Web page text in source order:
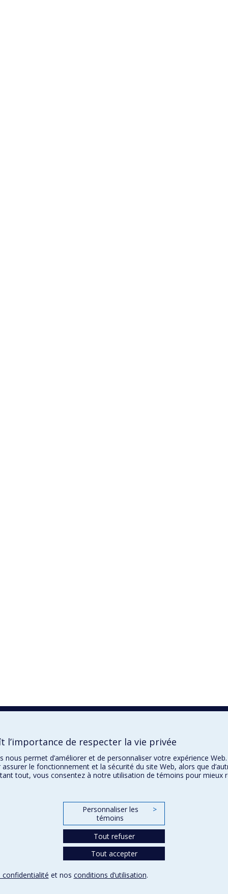
l’importance de respecter la vie privée
nous permet d’améliorer et de personnaliser votre expérience
le fonctionnement et la sécurité du site Web, alors que
tout, vous consentez à notre utilisation de témoins pour mieux
Personnaliser les
témoins
>
Tout refuser
Tout accepter
confidentialité et nos conditions d’utilisation.